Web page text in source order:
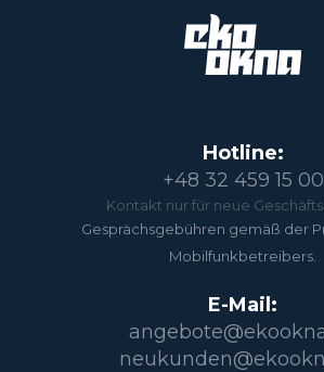
Hotline:
+48 32 459 15 00
Kontakt nur für neue
Gesprächsgebühren gemäß der
Mobilfunkbetreibers.
E-Mail: